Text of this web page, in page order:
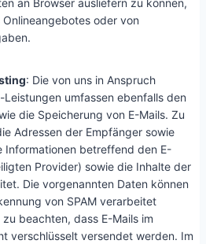
an Browser ausliefern zu können,
oder von
: Die von uns in Anspruch
umfassen ebenfalls den
die Speicherung von E-Mails. Zu
Adressen der Empfänger sowie
Informationen betreffend den E-
Provider) sowie die Inhalte der
Die vorgenannten Daten können
von SPAM verarbeitet
beachten, dass E-Mails im
verschlüsselt versendet werden. Im